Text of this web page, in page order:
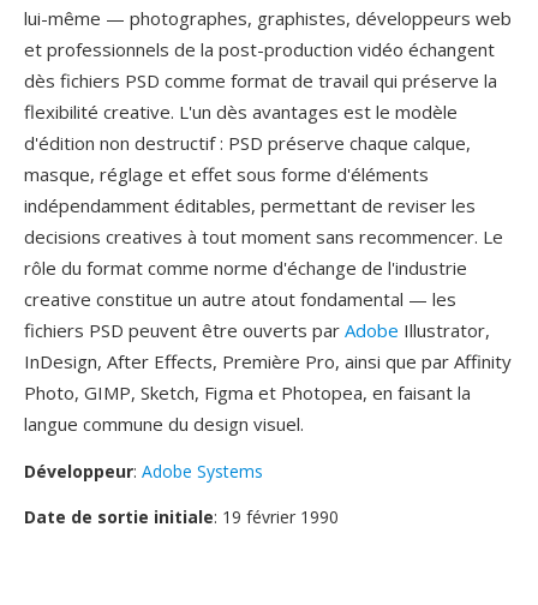
lui-même — photographes, graphistes, développeurs web
et professionnels de la post-production vidéo échangent
dès fichiers PSD comme format de travail qui préserve la
flexibilité creative. L'un dès avantages est le modèle
d'édition non destructif : PSD préserve chaque calque,
masque, réglage et effet sous forme d'éléments
indépendamment éditables, permettant de reviser les
decisions creatives à tout moment sans recommencer. Le
rôle du format comme norme d'échange de l'industrie
creative constitue un autre atout fondamental — les
fichiers PSD peuvent être ouverts par Adobe Illustrator,
InDesign, After Effects, Première Pro, ainsi que par Affinity
Photo, GIMP, Sketch, Figma et Photopea, en faisant la
langue commune du design visuel.
Développeur: Adobe Systems
Date de sortie initiale: 19 février 1990